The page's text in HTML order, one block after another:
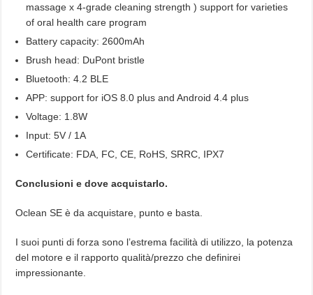
massage x 4-grade cleaning strength ) support for varieties
of oral health care program
Battery capacity: 2600mAh
Brush head: DuPont bristle
Bluetooth: 4.2 BLE
APP: support for iOS 8.0 plus and Android 4.4 plus
Voltage: 1.8W
Input: 5V / 1A
Certificate: FDA, FC, CE, RoHS, SRRC, IPX7
Conclusioni e dove acquistarlo.
Oclean SE è da acquistare, punto e basta.
I suoi punti di forza sono l’estrema facilità di utilizzo, la potenza
del motore e il rapporto qualità/prezzo che definirei
impressionante.